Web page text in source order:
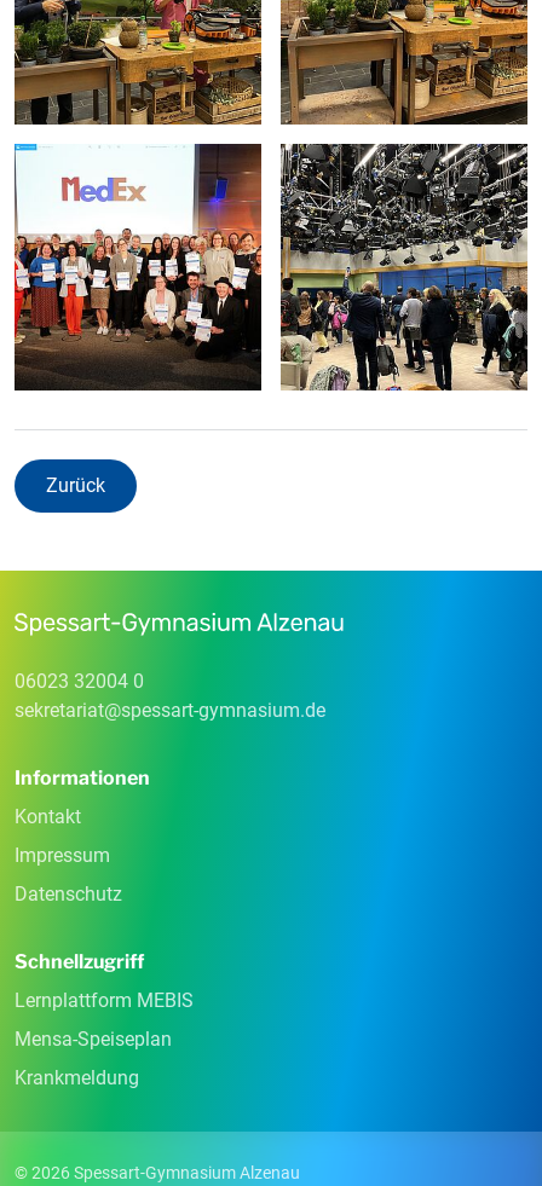
Zurück
06023 32004 0
sekretariat@spessart-gymnasium.de
Informationen
Kontakt
Impressum
Datenschutz
Schnellzugriff
Lernplattform MEBIS
Mensa-Speiseplan
Krankmeldung
© 2026 Spessart-Gymnasium Alzenau